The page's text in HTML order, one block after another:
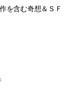
を含む奇想＆ＳＦ